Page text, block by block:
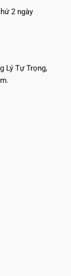
2 ngày
Lý Tự Trọng,